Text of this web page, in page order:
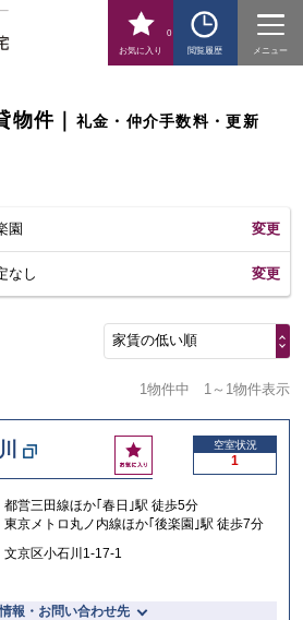
お気に入り
0
閲覧履歴
メニュー
物件
礼金・仲介手数料・更新
園 変更
なし 変更
家賃の低い順
1物件中 1～1物件表示
お
気
入
り
空室状況
1
都営三田線ほか｢春日｣駅 徒歩5分
東京メトロ丸ノ内線ほか｢後楽園｣駅 徒歩7分
文京区小石川1-17-1
報・お問い合わせ先